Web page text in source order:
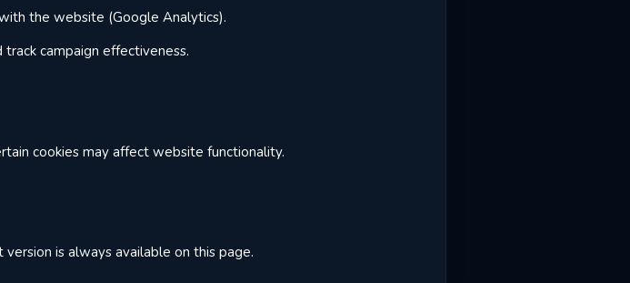
the website (Google Analytics).
campaign effectiveness.
cookies may affect website functionality.
is always available on this page.